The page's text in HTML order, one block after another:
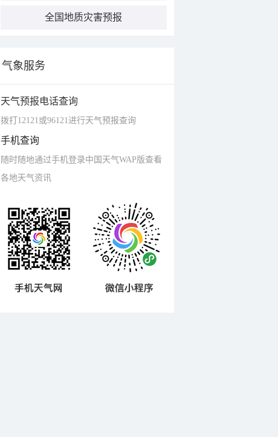
全国地质灾害预报
气象服务
天气预报电话查询
拨打12121或96121进行天气预报查询
手机查询
随时随地通过手机登录中国天气WAP版查看
各地天气资讯